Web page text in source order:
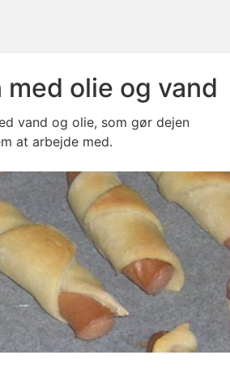
med olie og vand
vand og olie, som gør dejen
at arbejde med.